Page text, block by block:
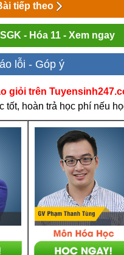
tiếp theo
- Hóa 11 - Xem ngay
lỗi - Góp ý
giỏi trên
hoàn trả học phí nếu